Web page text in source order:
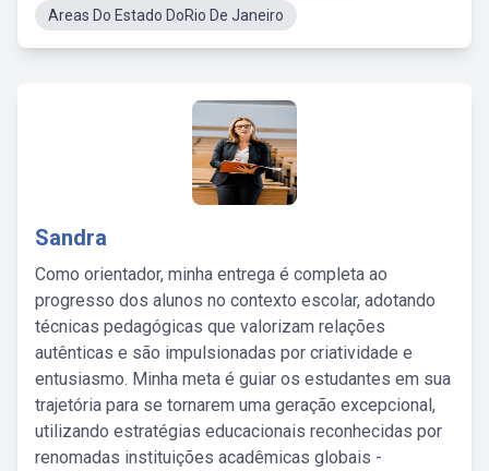
Areas Do Estado DoRio De Janeiro
Sandra
Como orientador, minha entrega é completa ao
progresso dos alunos no contexto escolar, adotando
técnicas pedagógicas que valorizam relações
autênticas e são impulsionadas por criatividade e
entusiasmo. Minha meta é guiar os estudantes em sua
trajetória para se tornarem uma geração excepcional,
utilizando estratégias educacionais reconhecidas por
renomadas instituições acadêmicas globais -